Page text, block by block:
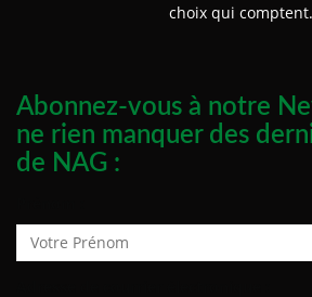
choix qui comptent.
Abonnez-vous à notre
ne rien manquer des
de NAG :